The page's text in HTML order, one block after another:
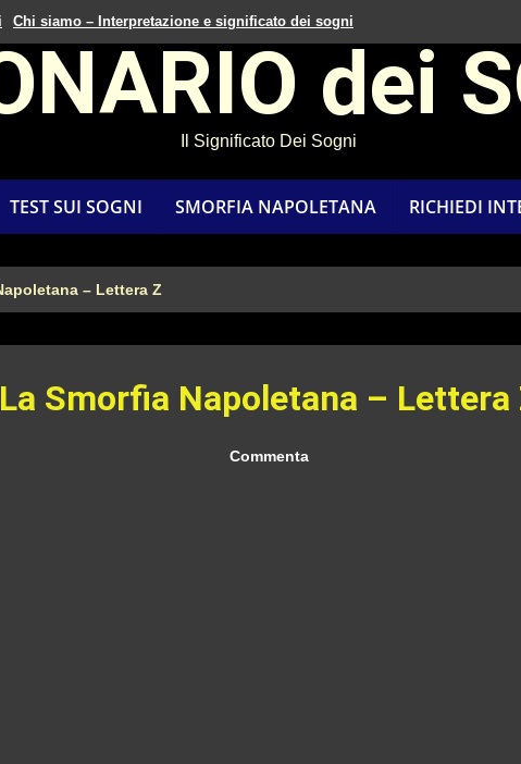
Chi siamo – Interpretazione e significato dei sogni
dei
Il Significato Dei Sogni
TEST SUI SOGNI SMORFIA NAPOLETANA RICHIEDI
– Lettera Z
La Smorfia Napoletana – Lettera
Commenta